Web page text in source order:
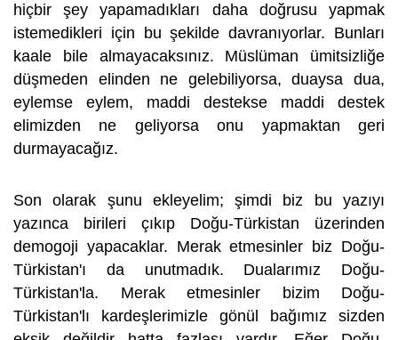
hiçbir şey yapamadıkları daha doğrusu yapmak
istemedikleri için bu şekilde davranıyorlar. Bunları
kaale bile almayacaksınız. Müslüman ümitsizliğe
düşmeden elinden ne gelebiliyorsa, duaysa dua,
eylemse eylem, maddi destekse maddi destek
elimizden ne geliyorsa onu yapmaktan geri
durmayacağız.
Son olarak şunu ekleyelim; şimdi biz bu yazıyı
yazınca birileri çıkıp Doğu-Türkistan üzerinden
demogoji yapacaklar. Merak etmesinler biz Doğu-
Türkistan'ı da unutmadık. Dualarımız Doğu-
Türkistan'la. Merak etmesinler bizim Doğu-
Türkistan'lı kardeşlerimizle gönül bağımız sizden